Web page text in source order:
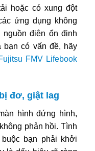
hoặc có xung đột
ứng dụng không
điện ổn định
bạn có vấn đề, hãy
FMV Lifebook
đơ, giật lag
hình đứng hình,
phản hồi. Tình
bạn phải khởi